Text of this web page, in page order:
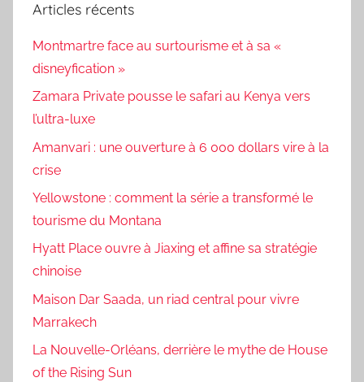
Articles récents
Montmartre face au surtourisme et à sa «
disneyfication »
Zamara Private pousse le safari au Kenya vers
l’ultra-luxe
Amanvari : une ouverture à 6 000 dollars vire à la
crise
Yellowstone : comment la série a transformé le
tourisme du Montana
Hyatt Place ouvre à Jiaxing et affine sa stratégie
chinoise
Maison Dar Saada, un riad central pour vivre
Marrakech
La Nouvelle-Orléans, derrière le mythe de House
of the Rising Sun